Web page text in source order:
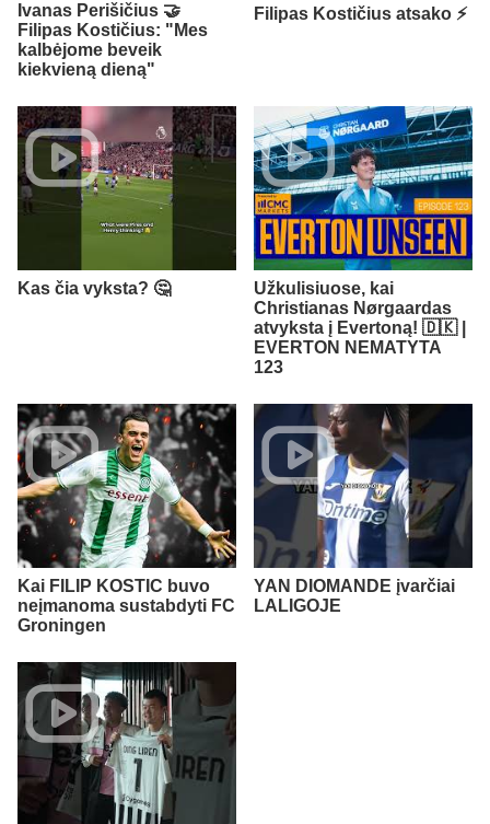
Ivanas Perišičius 🤝
Filipas Kostičius: "Mes
kalbėjome beveik
kiekvieną dieną"
Filipas Kostičius atsako ⚡
Kas čia vyksta? 🤔
Užkulisiuose, kai
Christianas Nørgaardas
atvyksta į Evertoną! 🇩🇰 |
EVERTON NEMATYTA
123
Kai FILIP KOSTIC buvo
neįmanoma sustabdyti FC
Groningen
YAN DIOMANDE įvarčiai
LALIGOJE